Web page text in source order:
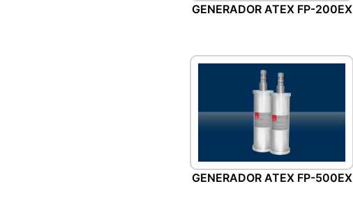
GENERADOR ATEX FP-200EX
GENERADOR ATEX FP-500EX